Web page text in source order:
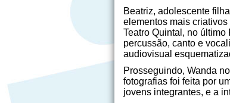
Beatriz, adolescente
elementos mais
Teatro Quintal, no
percussão, canto e
audiovisual
Prosseguindo, Wanda
fotografias foi feita por
jovens integrantes, e a